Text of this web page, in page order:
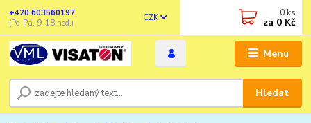
Menu
CZK
Hledat
+420 603560197
(Po-Pá, 9-18 hod.)
0 ks
za 0 Kč